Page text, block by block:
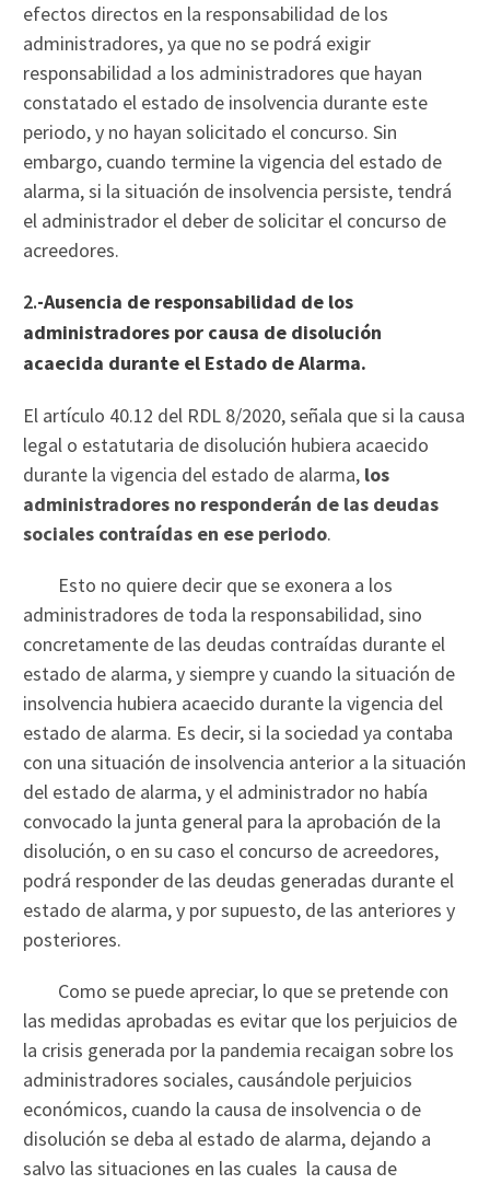
efectos directos en la responsabilidad de los
administradores, ya que no se podrá exigir
responsabilidad a los administradores que hayan
constatado el estado de insolvencia durante este
periodo, y no hayan solicitado el concurso. Sin
embargo, cuando termine la vigencia del estado de
alarma, si la situación de insolvencia persiste, tendrá
el administrador el deber de solicitar el concurso de
acreedores.
2.-Ausencia de responsabilidad de los
administradores por causa de disolución
acaecida durante el Estado de Alarma.
El artículo 40.12 del RDL 8/2020, señala que si la causa
legal o estatutaria de disolución hubiera acaecido
durante la vigencia del estado de alarma, los
administradores no responderán de las deudas
sociales contraídas en ese periodo.
Esto no quiere decir que se exonera a los
administradores de toda la responsabilidad, sino
concretamente de las deudas contraídas durante el
estado de alarma, y siempre y cuando la situación de
insolvencia hubiera acaecido durante la vigencia del
estado de alarma. Es decir, si la sociedad ya contaba
con una situación de insolvencia anterior a la situación
del estado de alarma, y el administrador no había
convocado la junta general para la aprobación de la
disolución, o en su caso el concurso de acreedores,
podrá responder de las deudas generadas durante el
estado de alarma, y por supuesto, de las anteriores y
posteriores.
Como se puede apreciar, lo que se pretende con
las medidas aprobadas es evitar que los perjuicios de
la crisis generada por la pandemia recaigan sobre los
administradores sociales, causándole perjuicios
económicos, cuando la causa de insolvencia o de
disolución se deba al estado de alarma, dejando a
salvo las situaciones en las cuales la causa de